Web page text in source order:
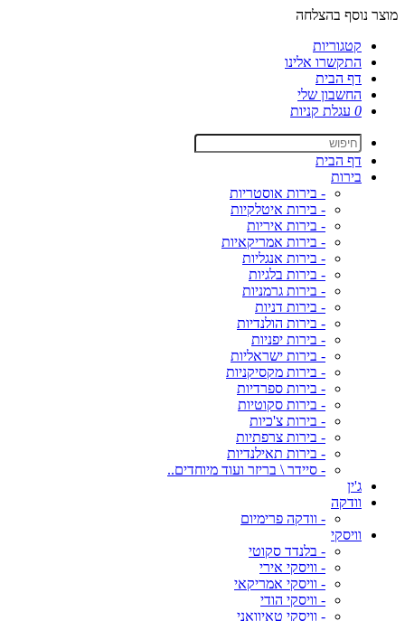
מוצר נוסף בהצלחה
קטגוריות
התקשרו אלינו
דף הבית
החשבון שלי
0 עגלת קניות
דף הבית
בירות
- בירות אוסטריות
- בירות איטלקיות
- בירות איריות
- בירות אמריקאיות
- בירות אנגליות
- בירות בלגיות
- בירות גרמניות
- בירות דניות
- בירות הולנדיות
- בירות יפניות
- בירות ישראליות
- בירות מקסיקניות
- בירות ספרדיות
- בירות סקוטיות
- בירות צ'כיות
- בירות צרפתיות
- בירות תאילנדיות
- סיידר \ בריזר ועוד מיוחדים..
ג'ין
וודקה
- וודקה פרימיום
וויסקי
- בלנדד סקוטי
- וויסקי אירי
- וויסקי אמריקאי
- וויסקי הודי
- וויסקי טאיוואני